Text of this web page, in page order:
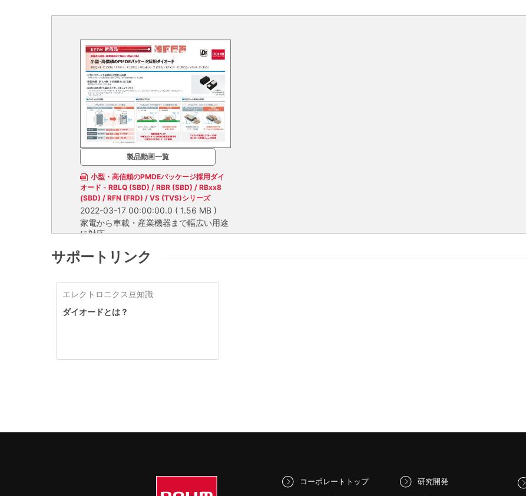
製品動画一覧
小型・高信頼のPMDEパッケージ採用ダイ
オード - RBLQ (SBD) / RBR (SBD) / RBxx8
(SBD) / RFN (FRD) / VS (TVS)シリーズ
2022-03-17 00:00:00.0 ( 1.56 MB )
家電から車載・産業機器まで幅広い用途
に対応
家電から車載・産業機器まで幅広い用途に対応
サポートリンク
エレクトロニクス豆知識
ダイオードとは？
コーポレートトップ 研究開発